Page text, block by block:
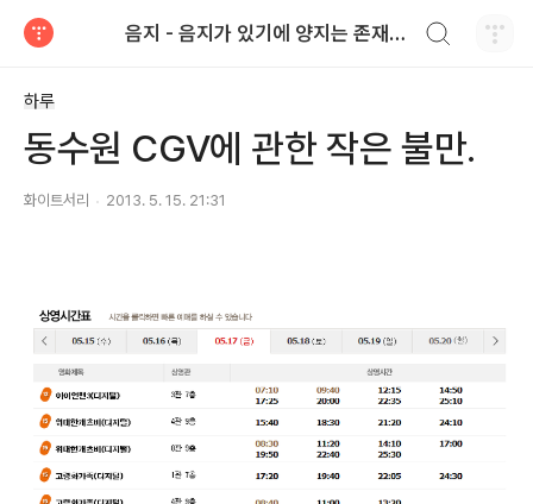
음지 - 음지가 있기에 양지는 존재한다.
하루
동수원 CGV에 관한 작은 불만.
화이트서리 2013. 5. 15. 21:31